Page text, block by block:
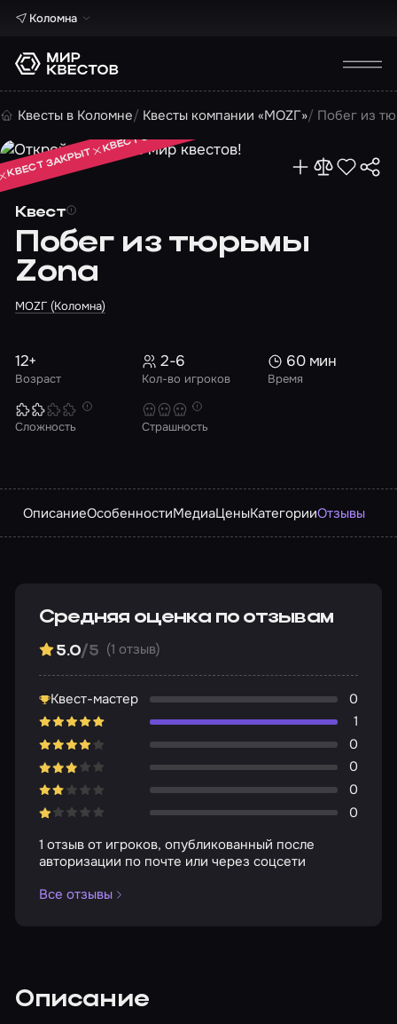
Коломна
Квесты в Коломне Квесты компании «МОZГ» Побег из
Квест
Побег из тюрьмы
Zona
МОZГ (Коломна)
КВЕСТ ЗАКРЫТ
КВЕСТ ЗАКРЫТ
КВЕСТ ЗАКРЫТ
Возраст
12+
Кол-во игроков
2-6
Время
60 мин
Сложность Страшность
ОписаниеОсобенностиМедиаЦеныКатегорииОтзывы
Средняя оценка по отзывам
5.0/5 (1 отзыв)
Квест-мастер
0
1
0
0
0
0
1 отзыв от игроков, опубликованный после
авторизации по почте или через соцсети
Все отзывы
Описание